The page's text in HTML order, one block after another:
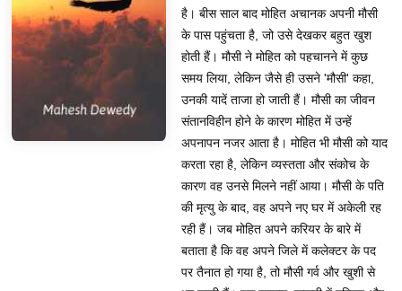
है। बीस साल बाद मोहित अचानक अपनी मौसी
के पास पहुंचता है, जो उसे देखकर बहुत खुश
होती हैं। मौसी ने मोहित को पहचानने में कुछ
समय लिया, लेकिन जैसे ही उसने 'मौसी' कहा,
उनकी यादें ताजा हो जाती हैं। मौसी का जीवन
संतानविहीन होने के कारण मोहित में उन्हें
अपनापन नजर आता है। मोहित भी मौसी को याद
करता रहा है, लेकिन व्यस्तता और संकोच के
कारण वह उनसे मिलने नहीं आया। मौसी के पति
की मृत्यु के बाद, वह अपने नए घर में अकेली रह
रही हैं। जब मोहित अपने करियर के बारे में
बताता है कि वह अपने जिले में कलेक्टर के पद
पर तैनात हो गया है, तो मौसी गर्व और खुशी से